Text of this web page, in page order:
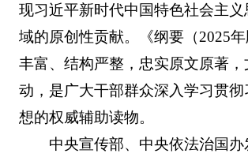
现习近平新时代中国特色社会主
域的原创性贡献。《纲要（2025
丰富、结构严整，忠实原文原著，
动，是广大干部群众深入学习贯彻
想的权威辅助读物。
中央宣传部、中央依法治国